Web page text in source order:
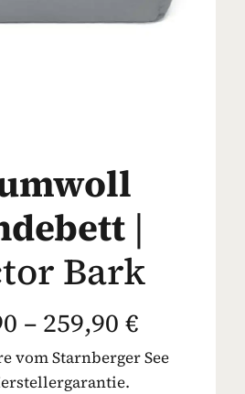
|
Bark
– 259,90 €
vom Starnberger See